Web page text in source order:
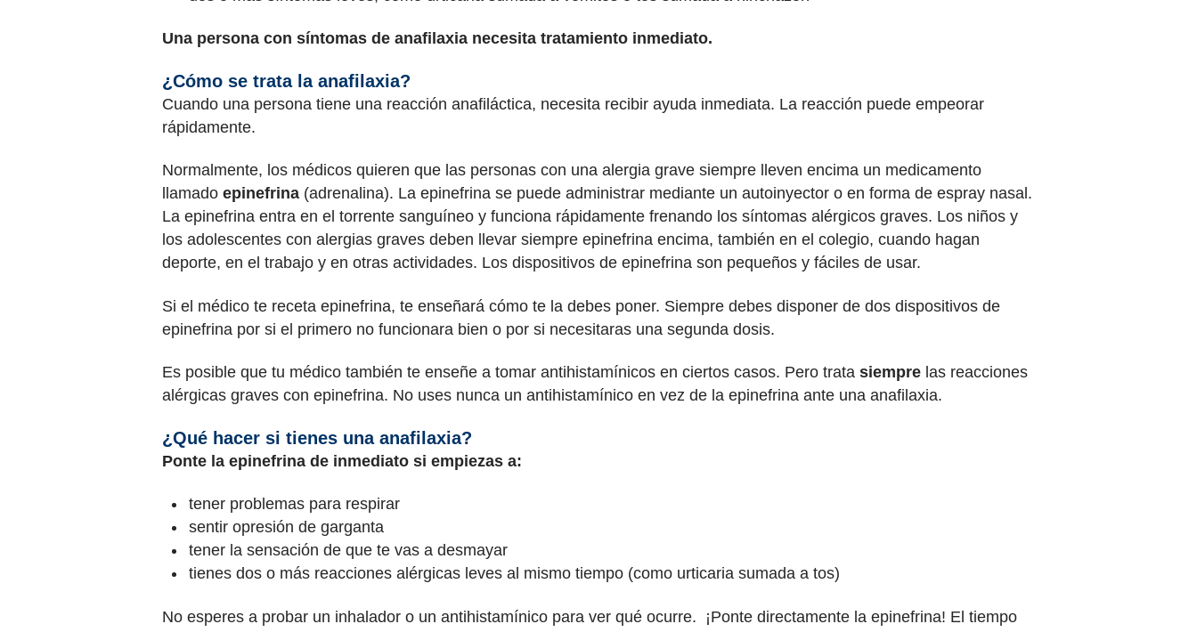
Una persona con síntomas de anafilaxia necesita tratamiento inmediato.
¿Cómo se trata la anafilaxia?
Cuando una persona tiene una reacción anafiláctica, necesita recibir ayuda inmediata. La reacción puede empeorar
rápidamente.
Normalmente, los médicos quieren que las personas con una alergia grave siempre lleven encima un medicamento
llamado epinefrina (adrenalina). La epinefrina se puede administrar mediante un autoinyector o en forma de espray nasal.
La epinefrina entra en el torrente sanguíneo y funciona rápidamente frenando los síntomas alérgicos graves. Los niños y
los adolescentes con alergias graves deben llevar siempre epinefrina encima, también en el colegio, cuando hagan
deporte, en el trabajo y en otras actividades. Los dispositivos de epinefrina son pequeños y fáciles de usar.
Si el médico te receta epinefrina, te enseñará cómo te la debes poner. Siempre debes disponer de dos dispositivos de
epinefrina por si el primero no funcionara bien o por si necesitaras una segunda dosis.
Es posible que tu médico también te enseñe a tomar antihistamínicos en ciertos casos. Pero trata siempre las reacciones
alérgicas graves con epinefrina. No uses nunca un antihistamínico en vez de la epinefrina ante una anafilaxia.
¿Qué hacer si tienes una anafilaxia?
Ponte la epinefrina de inmediato si empiezas a:
tener problemas para respirar
sentir opresión de garganta
tener la sensación de que te vas a desmayar
tienes dos o más reacciones alérgicas leves al mismo tiempo (como urticaria sumada a tos)
No esperes a probar un inhalador o un antihistamínico para ver qué ocurre. ¡Ponte directamente la epinefrina! El tiempo